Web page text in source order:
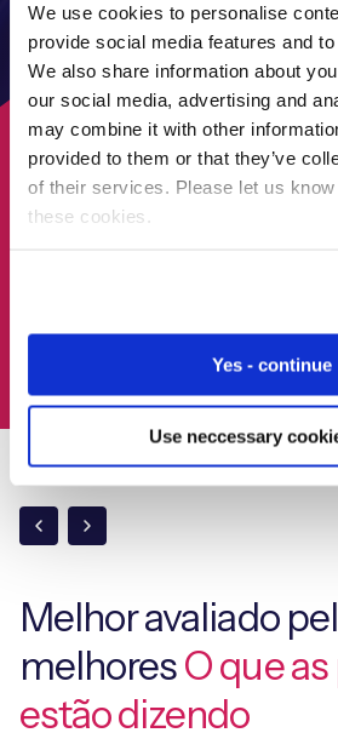
We use cookies to personalise
provide social media features and
We also share information about
our social media, advertising and
may combine it with other
provided to them or that they’ve
of their services. Please let us
these cookies.
Yes - continue
Use neccessary
Nossas opções de Acordo de Nível de
proporcionam a tranquilidade de
está em boas mãos. Com planos
personalizados disponíveis, você terá
equipe técnica altamente experiente
estreita colaboração para garantir
de quaisquer problemas.
Veja nossos planos de suporte
Melhor avaliado
melhoresO que
estão dizendo